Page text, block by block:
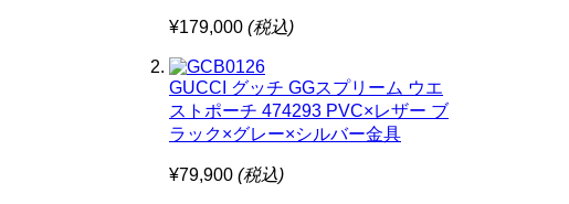
¥179,000 (税込)
GUCCI グッチ GGスプリーム ウエ
ストポーチ 474293 PVC×レザー ブ
ラック×グレー×シルバー金具
¥79,900 (税込)